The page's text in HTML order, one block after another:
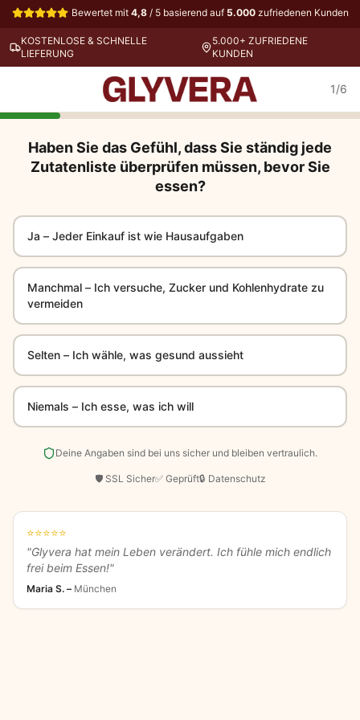
Bewertet mit 4,8/ 5 basierend auf 5.000zufriedenen Kunden
KOSTENLOSE & SCHNELLE
LIEFERUNG
5.000+ ZUFRIEDENE
KUNDEN
1/6
Haben Sie das Gefühl, dass Sie ständig jede
Zutatenliste überprüfen müssen, bevor Sie
essen?
Ja – Jeder Einkauf ist wie Hausaufgaben
Manchmal – Ich versuche, Zucker und Kohlenhydrate zu
vermeiden
Selten – Ich wähle, was gesund aussieht
Niemals – Ich esse, was ich will
Deine Angaben sind bei uns sicher und bleiben vertraulich.
🛡️ SSL Sicher✅ Geprüft🔒 Datenschutz
⭐⭐⭐⭐⭐
"Glyvera hat mein Leben verändert. Ich fühle mich endlich
frei beim Essen!"
Maria S. – München